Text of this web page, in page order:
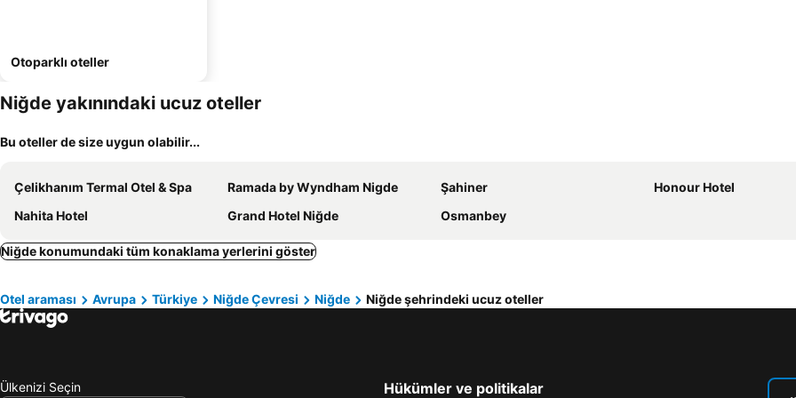
Otoparklı oteller
Niğde yakınındaki ucuz oteller
Bu oteller de size uygun olabilir...
Çelikhanım Termal Otel & Spa Ramada by Wyndham Nigde Şahiner
Honour Hotel
Nahita Hotel
Grand Hotel Niğde Osmanbey
Niğde konumundaki tüm konaklama yerlerini göster
Otel araması Avrupa Türkiye Niğde Çevresi Niğde Niğde şehrindeki ucuz oteller
Ülkenizi Seçin Hükümler ve politikalar